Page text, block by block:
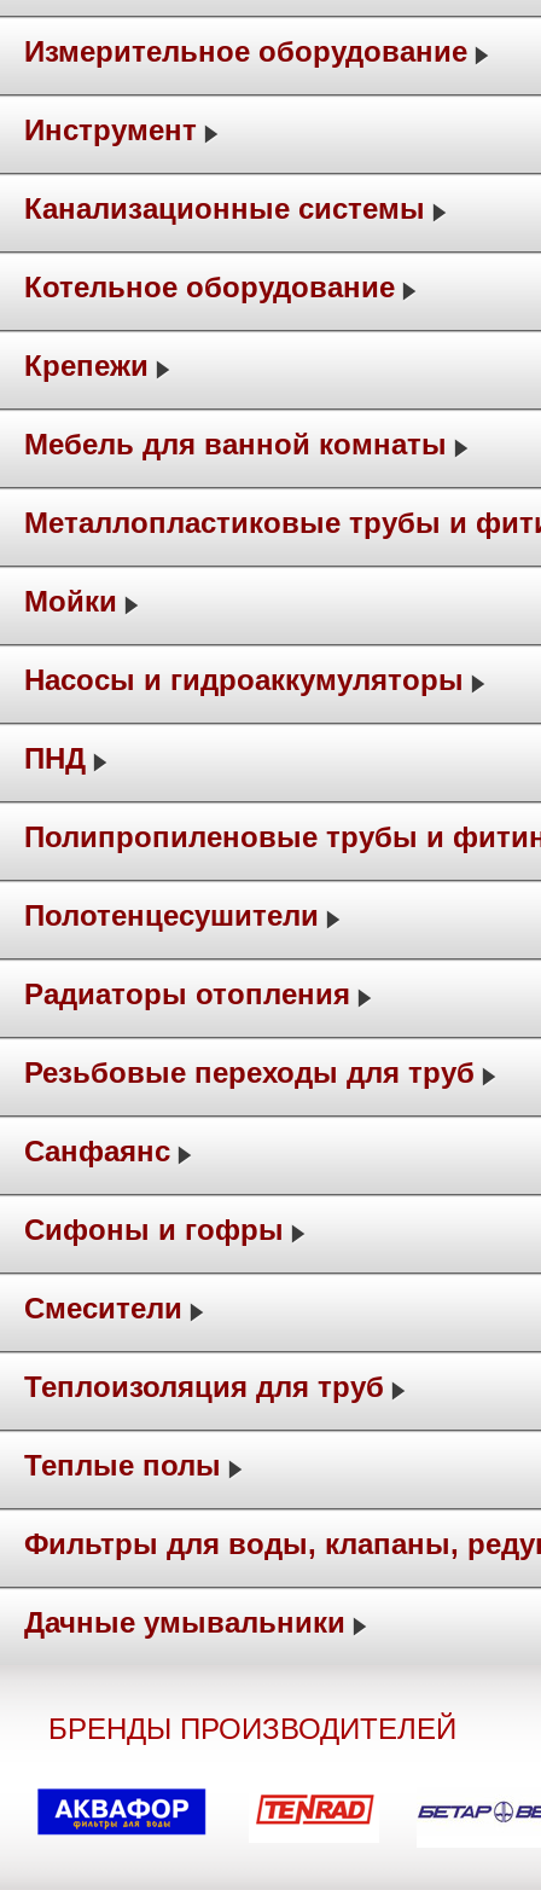
Измерительное оборудование
Инструмент
Канализационные системы
Котельное оборудование
Крепежи
Мебель для ванной комнаты
Металлопластиковые трубы и
Мойки
Насосы и гидроаккумуляторы
ПНД
Полипропиленовые трубы и
Полотенцесушители
Радиаторы отопления
Резьбовые переходы для труб
Санфаянс
Сифоны и гофры
Смесители
Теплоизоляция для труб
Теплые полы
Фильтры для воды, клапаны,
Дачные умывальники
БРЕНДЫ ПРОИЗВОДИТЕЛЕЙ